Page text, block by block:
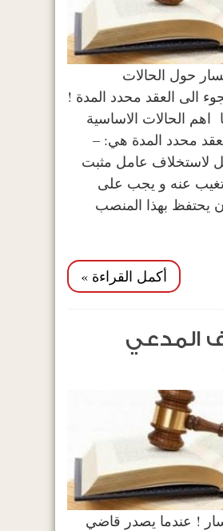
حول الحالات
الى العقد محدد المدة !
اهم الحالات الاساسية
محدد المدة هي: –
لاستخلاف عامل مثبت
عنه و يجب على
يحتفظ بهذا المنصب
أكمل القراءة »
المدعي
! عندما يصدر قاضي